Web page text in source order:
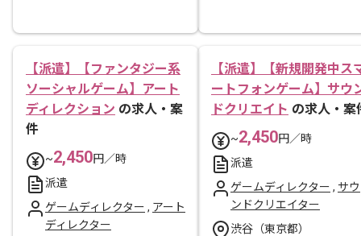
【派遣】【ファンタジー系
ソーシャルゲーム】アート
ディレクション の求人・案
件
~2,450円／時
派遣
ゲームディレクター , アート
ディレクター
【派遣】【新規開発中ス
ートフォンゲーム】サウ
ドクリエイト の求人・案
~2,450円／時
派遣
ゲームディレクター , サウ
ンドクリエイター
渋谷（東京都）